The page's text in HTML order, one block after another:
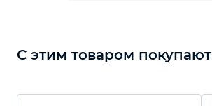
С этим товаром покупают